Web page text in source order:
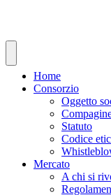
Home
Consorzio
Oggetto
Statuto
Codice
Mercato
A chi si